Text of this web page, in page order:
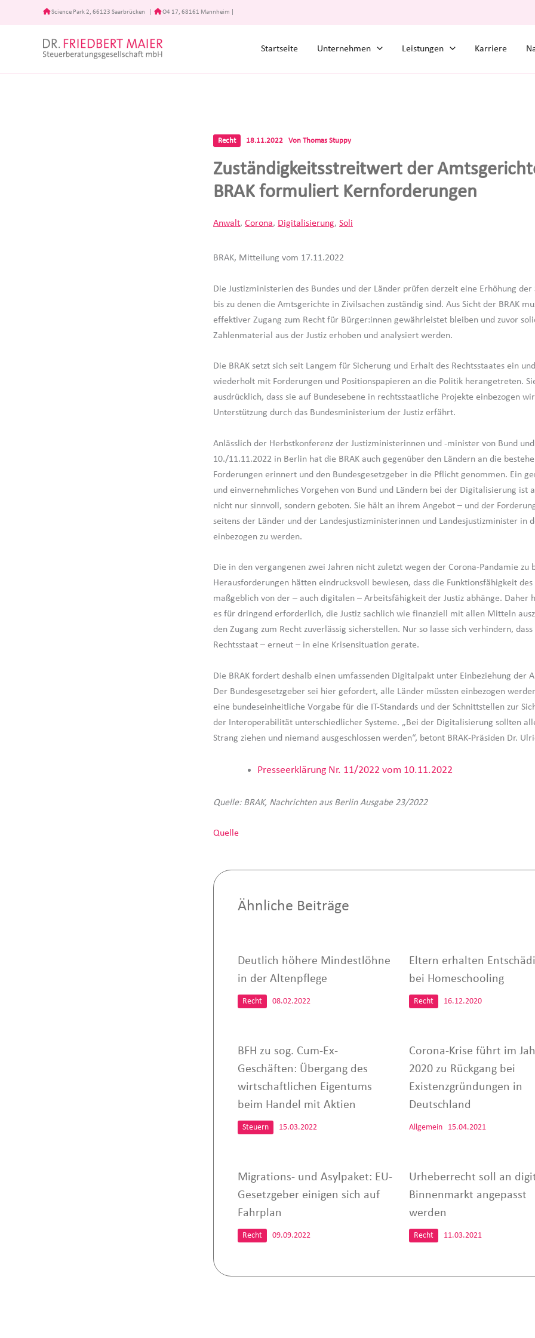
Science Park 2, 66123 Saarbrücken O4 17, 68161 Mannheim
Startseite Unternehmen Leistungen Karriere
Recht 18.11.2022 Von Thomas Stuppy
Zuständigkeitsstreitwert der
BRAK formuliert Kernforderungen
Anwalt, Corona, Digitalisierung, Soli
BRAK, Mitteilung vom 17.11.2022
Die Justizministerien des Bundes und der Länder prüfen derzeit eine Erhöhung
bis zu denen die Amtsgerichte in Zivilsachen zuständig sind. Aus Sicht der BRAK
effektiver Zugang zum Recht für Bürger:innen gewährleistet bleiben und zuvor
Zahlenmaterial aus der Justiz erhoben und analysiert werden.
Die BRAK setzt sich seit Langem für Sicherung und Erhalt des Rechtsstaates ein
wiederholt mit Forderungen und Positionspapieren an die Politik herangetreten.
ausdrücklich, dass sie auf Bundesebene in rechtsstaatliche Projekte einbezogen
Unterstützung durch das Bundesministerium der Justiz erfährt.
Anlässlich der Herbstkonferenz der Justizministerinnen und -minister von Bund
10./11.11.2022 in Berlin hat die BRAK auch gegenüber den Ländern an die
Forderungen erinnert und den Bundesgesetzgeber in die Pflicht genommen. Ein
und einvernehmliches Vorgehen von Bund und Ländern bei der Digitalisierung ist
nicht nur sinnvoll, sondern geboten. Sie hält an ihrem Angebot – und der
seitens der Länder und der Landesjustizministerinnen und Landesjustizminister in
einbezogen zu werden.
Die in den vergangenen zwei Jahren nicht zuletzt wegen der Corona-Pandamie zu
Herausforderungen hätten eindrucksvoll bewiesen, dass die Funktionsfähigkeit des
maßgeblich von der – auch digitalen – Arbeitsfähigkeit der Justiz abhänge. Daher
es für dringend erforderlich, die Justiz sachlich wie finanziell mit allen Mitteln
den Zugang zum Recht zuverlässig sicherstellen. Nur so lasse sich verhindern,
Rechtsstaat – erneut – in eine Krisensituation gerate.
Die BRAK fordert deshalb einen umfassenden Digitalpakt unter Einbeziehung der
Der Bundesgesetzgeber sei hier gefordert, alle Länder müssten einbezogen
eine bundeseinheitliche Vorgabe für die IT-Standards und der Schnittstellen zur
der Interoperabilität unterschiedlicher Systeme. „Bei der Digitalisierung sollten
Strang ziehen und niemand ausgeschlossen werden“, betont BRAK-Präsiden Dr.
Presseerklärung Nr. 11/2022 vom 10.11.2022
Quelle: BRAK, Nachrichten aus Berlin Ausgabe 23/2022
Quelle
Ähnliche Beiträge
Deutlich höhere Mindestlöhne
in der Altenpflege
Recht 08.02.2022
Eltern erhalten
bei Homeschooling
Recht 16.12.2020
BFH zu sog. Cum-Ex-
Geschäften: Übergang des
wirtschaftlichen Eigentums
beim Handel mit Aktien
Steuern 15.03.2022
Corona-Krise führt im
2020 zu Rückgang bei
Existenzgründungen in
Deutschland
Allgemein 15.04.2021
Migrations- und Asylpaket: EU-
Gesetzgeber einigen sich auf
Fahrplan
Recht 09.09.2022
Urheberrecht soll an
Binnenmarkt angepasst
werden
Recht 11.03.2021